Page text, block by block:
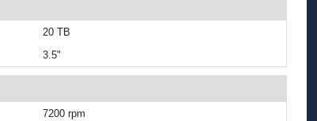
20 TB
3.5"
7200 rpm